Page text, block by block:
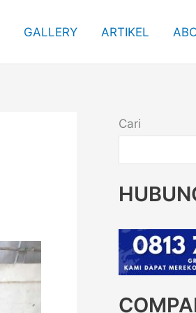
GALLERY ARTIKEL
Cari